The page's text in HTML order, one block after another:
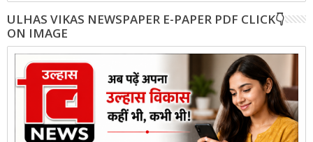
ULHAS VIKAS NEWSPAPER E-PAPER PDF CLICK👇
ON IMAGE